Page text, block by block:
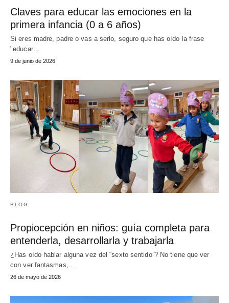
Claves para educar las emociones en la
primera infancia (0 a 6 años)
Si eres madre, padre o vas a serlo, seguro que has oído la frase
"educar…
9 de junio de 2026
BLOG
Propiocepción en niños: guía completa para
entenderla, desarrollarla y trabajarla
¿Has oído hablar alguna vez del “sexto sentido”? No tiene que ver
con ver fantasmas,…
26 de mayo de 2026